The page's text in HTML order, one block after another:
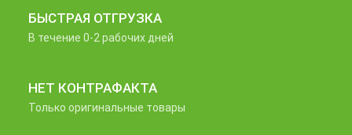
БЫСТРАЯ ОТГРУЗКА
В течение 0-2 рабочих дней
НЕТ КОНТРАФАКТА
Только оригинальные товары